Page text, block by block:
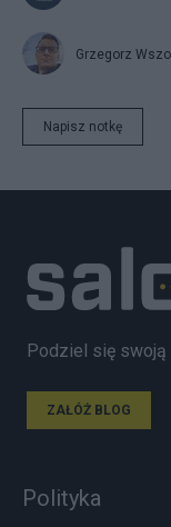
Grzegorz
Napisz notkę
Podziel się swoją
ZAŁÓŻ BLOG
Polityka